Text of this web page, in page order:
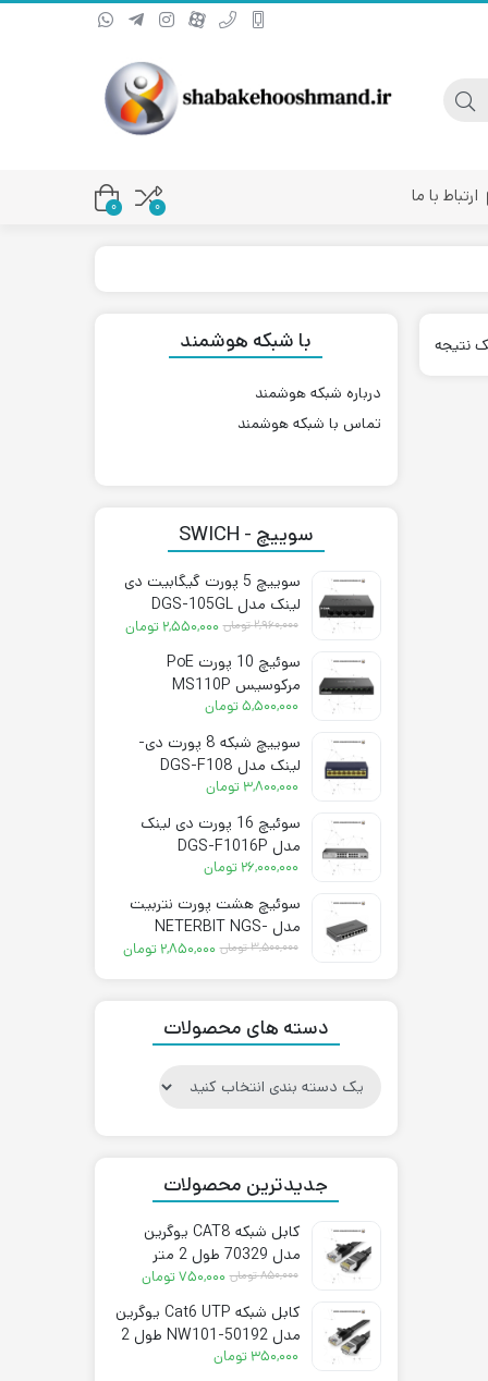
ارتباط با ما
۰ 0
نتیجه با شبکه هوشمند
درباره شبکه هوشمند
تماس با شبکه هوشمند
سوییچ - SWICH
سوییچ 5 پورت گیگابیت دی
لینک مدل DGS-105GL
۲,۹۶۰,۰۰۰تومان
قیمت
۲,۹۶۰,۰۰۰ تومان
بود.
۲,۵۵۰,۰۰۰ تومان
قیمت
۲,۵۵۰,۰۰۰ تومان.
سوئیچ 10 پورت PoE
مرکوسیس MS110P
۵,۵۰۰,۰۰۰تومان
سوییچ شبکه 8 پورت دی-
لینک مدل DGS-F108
۳,۸۰۰,۰۰۰ تومان
سوئیچ 16 پورت دی لینک
مدل DGS-F1016P
۲۶,۰۰۰,۰۰۰ تومان
سوئیچ هشت پورت نتربیت
مدل NETERBIT NGS-
1008E-A
۳,۵۰۰,۰۰۰تومان
قیمت
بود.
۲,۸۵۰,۰۰۰ تومان
قیمت
دسته های محصولات
جدیدترین محصولات
کابل شبکه CAT8 یوگرین
مدل 70329 طول 2 متر
۸۵۰,۰۰۰تومان قیمت
اصلی:
۸۵۰,۰۰۰ تومان
بود.
۷۵۰,۰۰۰تومان
قیمت
فعلی:
۷۵۰,۰۰۰ تومان.
کابل شبکه Cat6 UTP یوگرین
مدل NW101-50192 طول 2
متر
۳۵۰,۰۰۰ تومان